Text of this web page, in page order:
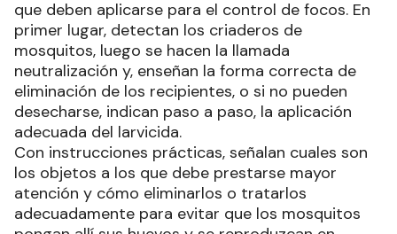
que deben aplicarse para el control de focos. En
primer lugar, detectan los criaderos de
mosquitos, luego se hacen la llamada
neutralización y, enseñan la forma correcta de
eliminación de los recipientes, o si no pueden
desecharse, indican paso a paso, la aplicación
adecuada del larvicida.
Con instrucciones prácticas, señalan cuales son
los objetos a los que debe prestarse mayor
atención y cómo eliminarlos o tratarlos
adecuadamente para evitar que los mosquitos